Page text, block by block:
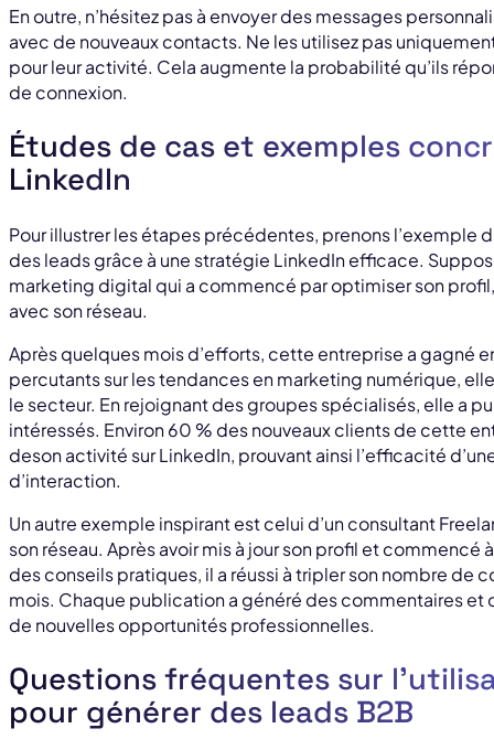
En outre, n’hésitez pas à envoyer des messages
avec de nouveaux contacts. Ne les utilisez pas
pour leur activité. Cela augmente la probabilité qu’ils
de connexion.
Études de cas et exemples
LinkedIn
Pour illustrer les étapes précédentes, prenons l’exemple
des leads grâce à une stratégie LinkedIn efficace.
marketing digital qui a commencé par optimiser son
avec son réseau.
Après quelques mois d’efforts, cette entreprise a gagné
percutants sur les tendances en marketing numérique,
le secteur. En rejoignant des groupes spécialisés, elle a
intéressés. Environ 60 % des nouveaux clients de cette
deson activité sur LinkedIn, prouvant ainsi l’efficacité
d’interaction.
Un autre exemple inspirant est celui d’un consultant
son réseau. Après avoir mis à jour son profil et
des conseils pratiques, il a réussi à tripler son nombre de
mois. Chaque publication a généré des commentaires et
de nouvelles opportunités professionnelles.
Questions fréquentes sur
pour générer des leads B2B